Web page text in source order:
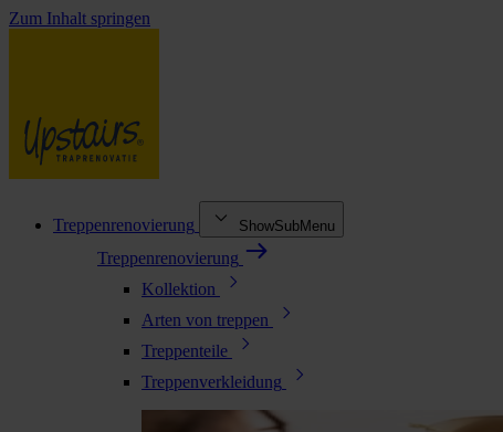
Zum Inhalt springen
Treppenrenovierung ShowSubMenu
Treppenrenovierung
Kollektion
Arten von treppen
Treppenteile
Treppenverkleidung